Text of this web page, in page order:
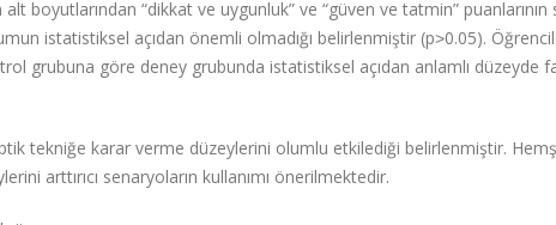
boyutlarından “dikkat ve uygunluk” ve “güven ve tatmin” puanlarının
istatistiksel açıdan önemli olmadığı belirlenmiştir (p˃0.05).
grubuna göre deney grubunda istatistiksel açıdan anlamlı düzeyde
tekniğe karar verme düzeylerini olumlu etkilediği belirlenmiştir.
arttırıcı senaryoların kullanımı önerilmektedir.